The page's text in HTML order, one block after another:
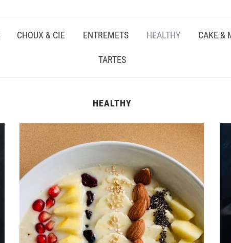
CHOUX & CIE ENTREMETS HEALTHY CAKE &
TARTES
HEALTHY